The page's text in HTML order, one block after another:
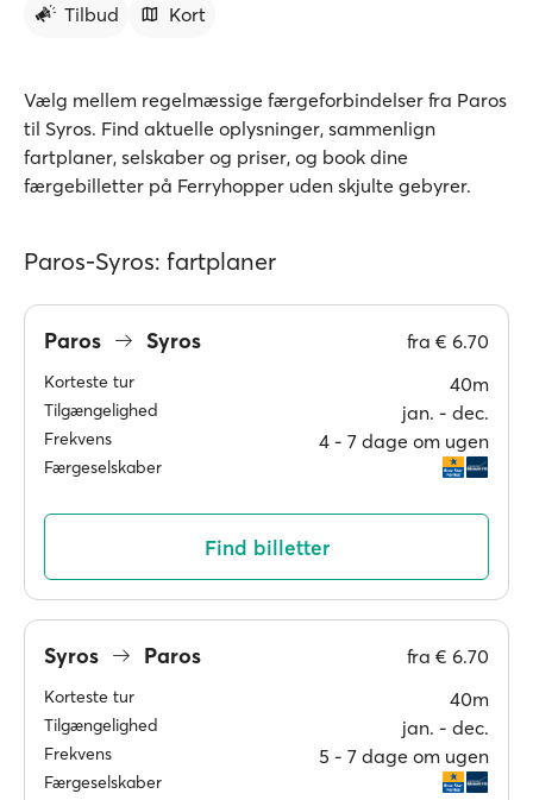
Tilbud
Kort
Vælg mellem regelmæssige færgeforbindelser fra Paros
til Syros. Find aktuelle oplysninger, sammenlign
fartplaner, selskaber og priser, og book dine
færgebilletter på Ferryhopper uden skjulte gebyrer.
Paros-Syros: fartplaner
Paros Syros fra € 6.70
Korteste tur 40m
Tilgængelighed jan. ‐ dec.
Frekvens 4 ‐ 7 dage om ugen
Færgeselskaber
Find billetter
Syros Paros fra € 6.70
Korteste tur 40m
Tilgængelighed jan. ‐ dec.
Frekvens 5 ‐ 7 dage om ugen
Færgeselskaber